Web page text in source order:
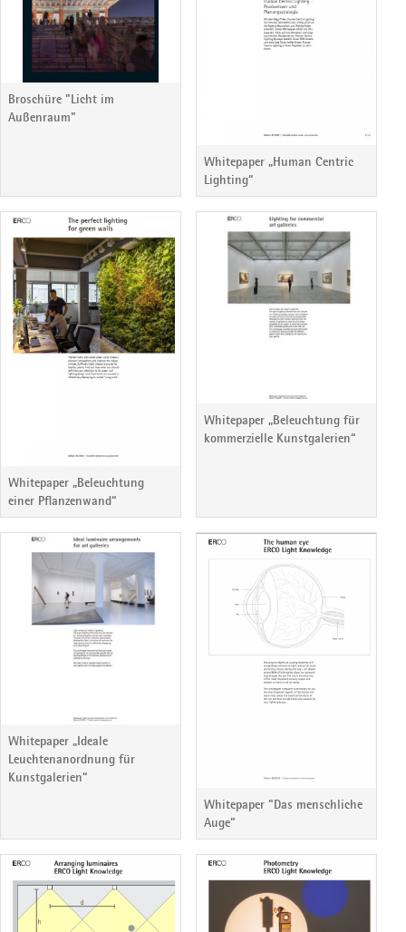
Broschüre "Licht im
Außenraum"
Whitepaper „Human Centric
Lighting“
Whitepaper „Beleuchtung
einer Pflanzenwand“
Whitepaper „Beleuchtung für
kommerzielle Kunstgalerien“
Whitepaper „Ideale
Leuchtenanordnung für
Kunstgalerien“
Whitepaper "Das menschliche
Auge"